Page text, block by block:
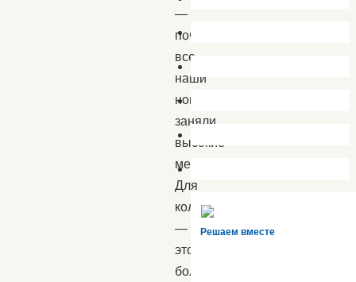
—
почти
все
наши
номера
заняли
высокие
места.
Для
коллектива
—
это
большой
Решаем вместе